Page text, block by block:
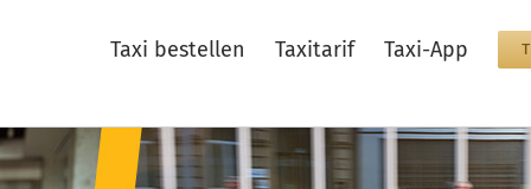
Taxi bestellen Taxitarif Taxi-App